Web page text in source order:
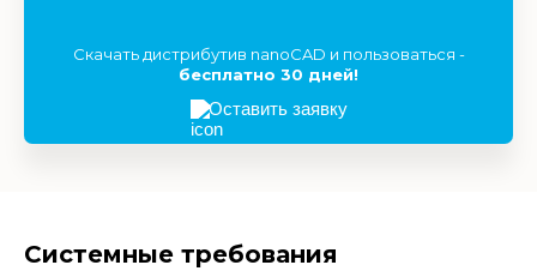
Скачать дистрибутив nanoCAD и пользоваться -
бесплатно 30 дней!
Оставить заявку
Системные требования